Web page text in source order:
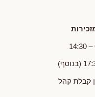
קבלת קהל